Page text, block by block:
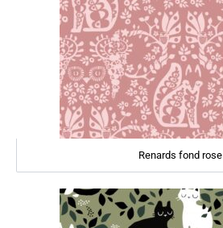
Renards fond rose